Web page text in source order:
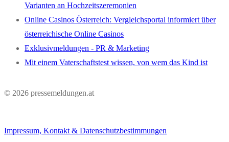
Varianten an Hochzeitszeremonien
Online Casinos Österreich: Vergleichsportal informiert über
österreichische Online Casinos
Exklusivmeldungen - PR & Marketing
Mit einem Vaterschaftstest wissen, von wem das Kind ist
© 2026 pressemeldungen.at
Impressum, Kontakt & Datenschutzbestimmungen